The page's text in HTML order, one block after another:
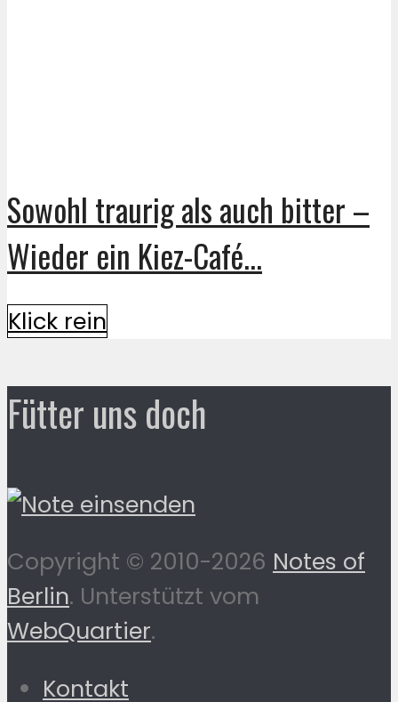
Sowohl traurig als auch bitter –
Wieder ein Kiez-Café...
Klick rein
Fütter uns doch
Copyright © 2010-2026 Notes of
Berlin. Unterstützt vom
WebQuartier.
Kontakt